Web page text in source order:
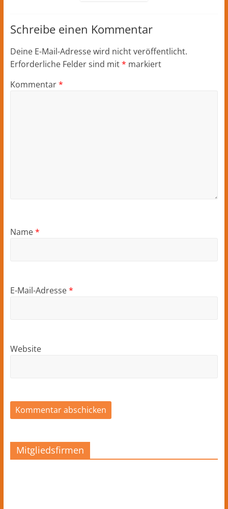
Schreibe einen Kommentar
Deine E-Mail-Adresse wird nicht veröffentlicht.
Erforderliche Felder sind mit* markiert
Kommentar*
Name*
E-Mail-Adresse*
Website
Mitgliedsfirmen